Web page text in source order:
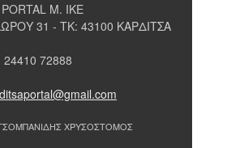
Μ. ΙΚΕ
31 - ΤΚ: 43100 ΚΑΡΔΙΤΣΑ
24410 72888
ΧΡΥΣΟΣΤΟΜΟΣ